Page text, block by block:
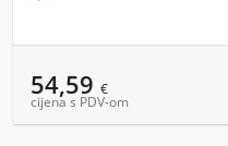
54,59 €
cijena s PDV-om